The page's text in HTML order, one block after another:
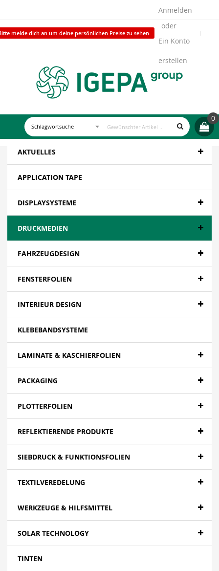
melde dich an um deine persönlichen Preise zu sehen.
Anmelden
Ein Konto
erstellen
0
AKTUELLES
APPLICATION TAPE
DISPLAYSYSTEME
DRUCKMEDIEN
FAHRZEUGDESIGN
FENSTERFOLIEN
INTERIEUR DESIGN
KLEBEBANDSYSTEME
LAMINATE & KASCHIERFOLIEN
PACKAGING
PLOTTERFOLIEN
REFLEKTIERENDE PRODUKTE
SIEBDRUCK & FUNKTIONSFOLIEN
TEXTILVEREDELUNG
WERKZEUGE & HILFSMITTEL
SOLAR TECHNOLOGY
TINTEN